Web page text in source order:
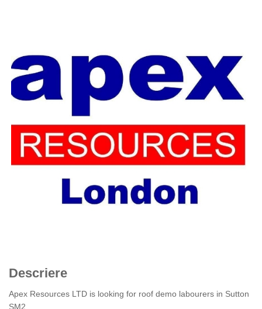
Descriere
Apex Resources LTD is looking for roof demo labourers in Sutton
SM2